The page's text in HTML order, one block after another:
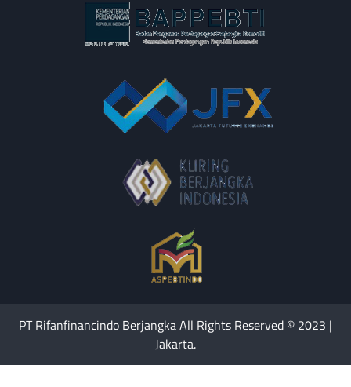
PT Rifanfinancindo Berjangka All Rights Reserved © 2023 |
Jakarta.